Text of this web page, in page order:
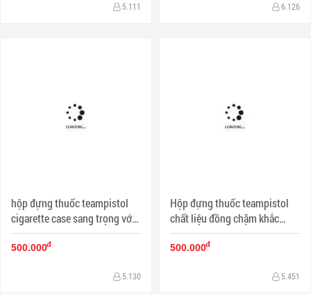
5.111 6.126
hộp đựng thuốc teampistol
cigarette case sang trọng với
những hoa văn độc đáo (loại
16 điếu)
500.000đ
5.130
Hộp đựng thuốc teampistol
chất liệu đồng chặm khắc
hình vạn lý trường thành uy
nghi (Loại 16 điếu)
500.000đ
5.451